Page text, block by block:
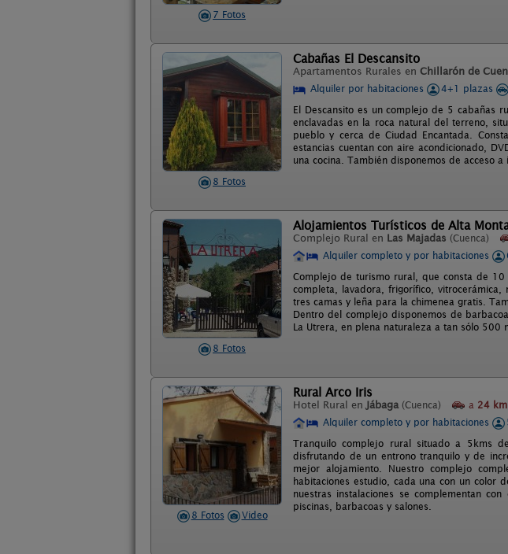
7 Fotos
8 Fotos
Cabañas El Descansito
Apartamentos Rurales en Chillarón de
Alquiler por habitaciones
4+1 plazas
El Descansito es un complejo de 5 cabañas
enclavadas en la roca natural del terreno,
pueblo y cerca de Ciudad Encantada.
estancias cuentan con aire acondicionado,
una cocina. También disponemos de acceso
8 Fotos
Alojamientos Turísticos de Alta
Complejo Rural en Las Majadas (Cuenca)
Alquiler completo y por habitaciones
Complejo de turismo rural, que consta de 10
completa, lavadora, frigorífico,
tres camas y leña para la chimenea gratis.
Dentro del complejo disponemos de
La Utrera, en plena naturaleza a tan sólo
8 Fotos Video
Rural Arco Iris
Hotel Rural enJábaga (Cuenca) a 24 km
Alquiler completo y por habitaciones
Tranquilo complejo rural situado a 5kms
disfrutando de un entrono tranquilo y de
mejor alojamiento. Nuestro complejo
habitaciones estudio, cada una con un color
nuestras instalaciones se complementan
piscinas, barbacoas y salones.